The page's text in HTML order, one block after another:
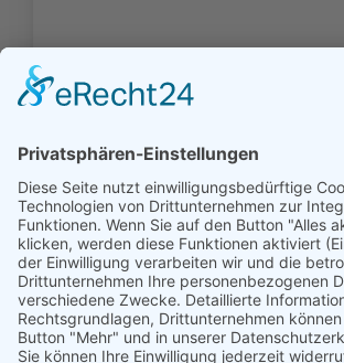
Die Familien der
Grotegaste (1725 - 1900)
Mark (1637 - 1900) -